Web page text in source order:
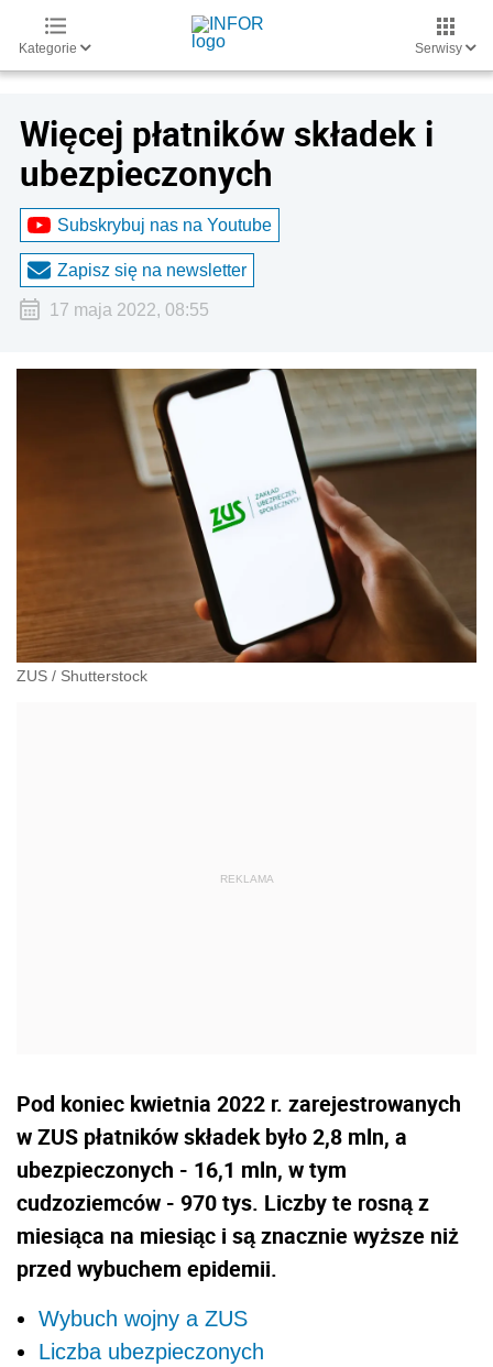
Kategorie Serwisy
Więcej płatników składek i
ubezpieczonych
Subskrybuj nas na Youtube
Zapisz się na newsletter
17 maja 2022, 08:55
ZUS / Shutterstock
Pod koniec kwietnia 2022 r. zarejestrowanych
w ZUS płatników składek było 2,8 mln, a
ubezpieczonych - 16,1 mln, w tym
cudzoziemców - 970 tys. Liczby te rosną z
miesiąca na miesiąc i są znacznie wyższe niż
przed wybuchem epidemii.
Wybuch wojny a ZUS
Liczba ubezpieczonych